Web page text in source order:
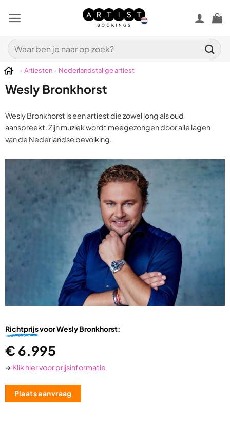
naar
Zoeken
naar:
> Artiesten> Nederlandstalige artiest
Wesly Bronkhorst
Wesly Bronkhorst is een artiest die zowel jong als oud
aanspreekt. Zijn muziek wordt meegezongen door alle lagen
van de Nederlandse bevolking.
Richtprijsvoor Wesly Bronkhorst:
€ 6.995
➔ Klik hier voor prijsinformatie
Plaats aanvraag